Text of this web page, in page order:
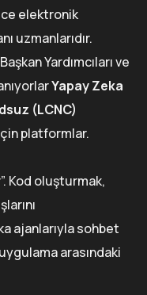
elektronik
uzmanlarıdır.
Yardımcıları ve
Yapay Zeka
(LCNC)
platformlar.
Kod oluşturmak,
ajanlarıyla sohbet
arasındaki